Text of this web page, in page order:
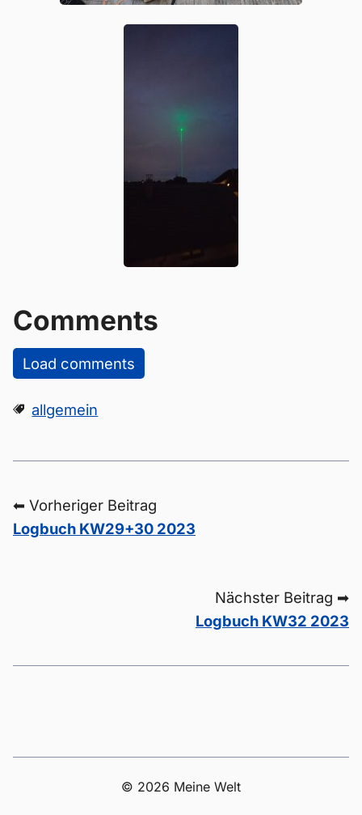
Comments
Load comments
allgemein
⬅ Vorheriger Beitrag
Logbuch KW29+30 2023
Nächster Beitrag ➡
Logbuch KW32 2023
© 2026 Meine Welt